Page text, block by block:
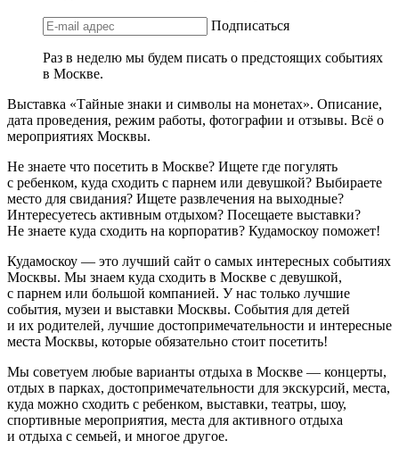
Подписаться
Раз в неделю мы будем писать о предстоящих событиях
в Москве.
Выставка «Тайные знаки и символы на монетах». Описание,
дата проведения, режим работы, фотографии и отзывы. Всё о
мероприятиях Москвы.
Не знаете что посетить в Москве? Ищете где погулять
с ребенком, куда сходить с парнем или девушкой? Выбираете
место для свидания? Ищете развлечения на выходные?
Интересуетесь активным отдыхом? Посещаете выставки?
Не знаете куда сходить на корпоратив? Кудамоскоу поможет!
Кудамоскоу — это лучший сайт о самых интересных событиях
Москвы. Мы знаем куда сходить в Москве с девушкой,
с парнем или большой компанией. У нас только лучшие
события, музеи и выставки Москвы. События для детей
и их родителей, лучшие достопримечательности и интересные
места Москвы, которые обязательно стоит посетить!
Мы советуем любые варианты отдыха в Москве — концерты,
отдых в парках, достопримечательности для экскурсий, места,
куда можно сходить с ребенком, выставки, театры, шоу,
спортивные мероприятия, места для активного отдыха
и отдыха с семьей, и многое другое.